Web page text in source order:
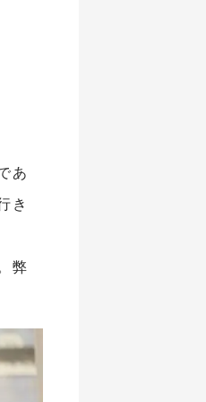
あ
き
弊